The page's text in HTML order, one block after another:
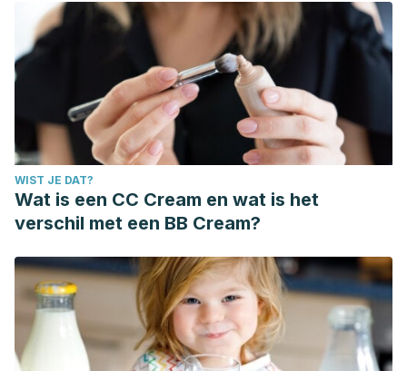
WIST JE DAT?
Wat is een CC Cream en wat is het
verschil met een BB Cream?